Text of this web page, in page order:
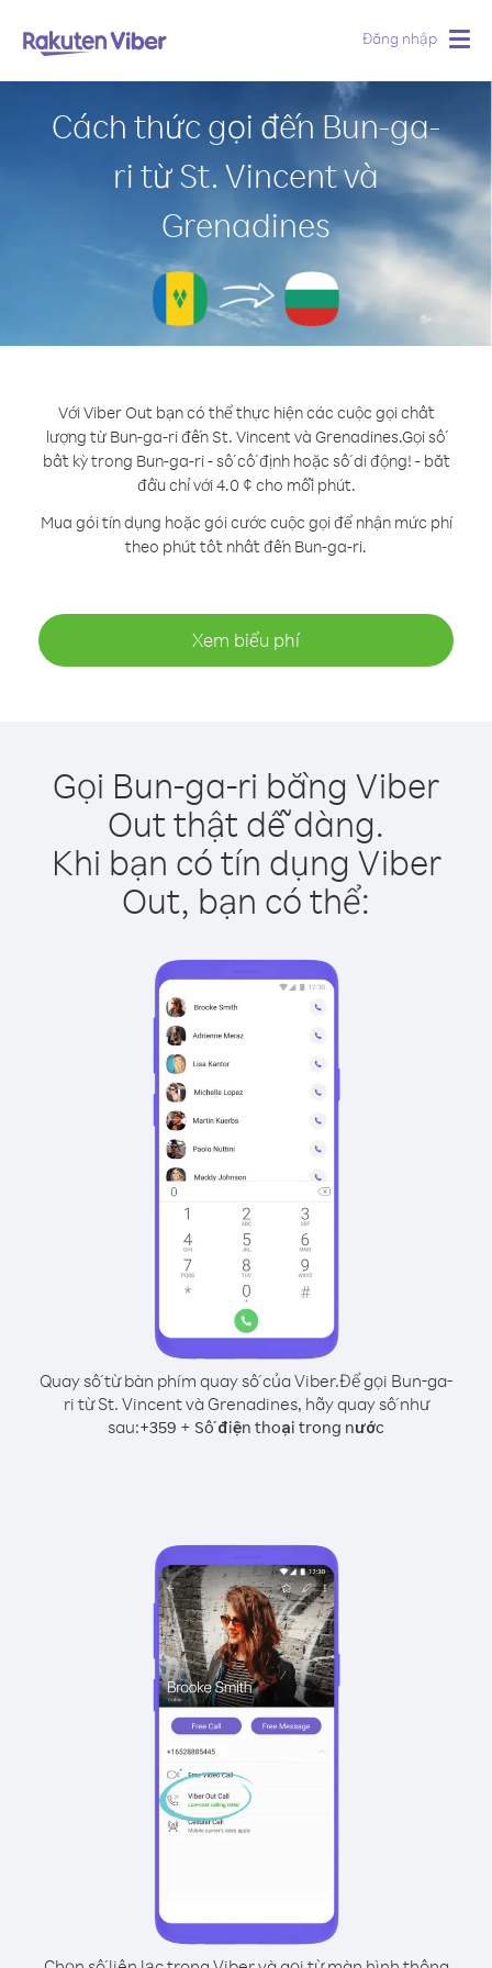
Đăng nhập
Cách thức gọi đến Bun-ga-
ri từ St. Vincent và
Grenadines
Với Viber Out bạn có thể thực hiện các cuộc gọi chất
lượng từ Bun-ga-ri đến St. Vincent và Grenadines.Gọi số
bất kỳ trong Bun-ga-ri - số cố định hoặc số di động! - bắt
đầu chỉ với 4.0 ¢ cho mỗi phút.
Mua gói tín dụng hoặc gói cước cuộc gọi để nhận mức phí
theo phút tốt nhất đến Bun-ga-ri.
Xem biểu phí
Gọi Bun-ga-ri bằng Viber
Out thật dễ dàng.
Khi bạn có tín dụng Viber
Out, bạn có thể:
Quay số từ bàn phím quay số của Viber.Để gọi Bun-ga-
ri từ St. Vincent và Grenadines, hãy quay số như
sau:+359 + Số điện thoại trong nước